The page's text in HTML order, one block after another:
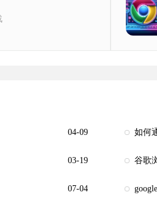
04-09 如何
03-19 谷歌
07-04